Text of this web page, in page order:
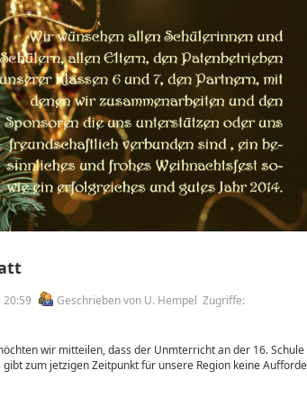
Geschrieben von U. Hempel Zugriffe:
wir mitteilen, dass der Unmterricht an der 16. Schule
zum jetzigen Zeitpunkt für unsere Region keine